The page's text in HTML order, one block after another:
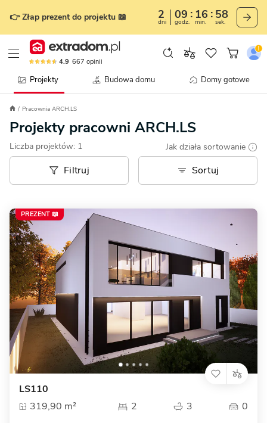
👉 Złap prezent do projektu 📖 2
dni
09
godz.
16
min.
58
sek.
4.9 667 opinii
Projekty Budowa domu Domy gotowe
Pracownia ARCH.LS
Projekty pracowni ARCH.LS
Liczba projektów: 1 Jak działa sortowanie
Filtruj Sortuj
LS110
319,90 m²
2 3 0
PREZENT 📖